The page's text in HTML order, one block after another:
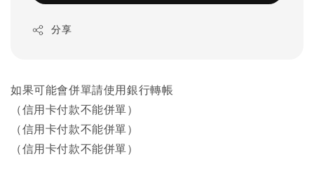
分享
如果可能會併單請使用銀行轉帳
（信用卡付款不能併單）
（信用卡付款不能併單）
（信用卡付款不能併單）